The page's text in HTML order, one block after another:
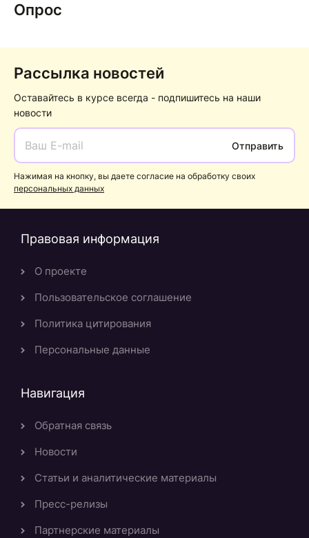
Опрос
Рассылка новостей
Оставайтесь в курсе всегда - подпишитесь на наши
новости
Отправить
Нажимая на кнопку, вы даете согласие на обработку своих
персональных данных
Правовая информация
О проекте
Пользовательское соглашение
Политика цитирования
Персональные данные
Навигация
Обратная связь
Новости
Статьи и аналитические материалы
Пресс-релизы
Партнерские материалы